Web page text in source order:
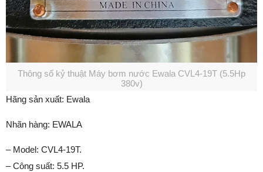
Thông số kỷ thuật Máy bơm nước Ewala CVL4-19T (5.5Hp
380v)
Hãng sản xuất: Ewala
Nhãn hàng: EWALA
– Model: CVL4-19T.
– Công suất: 5.5 HP.